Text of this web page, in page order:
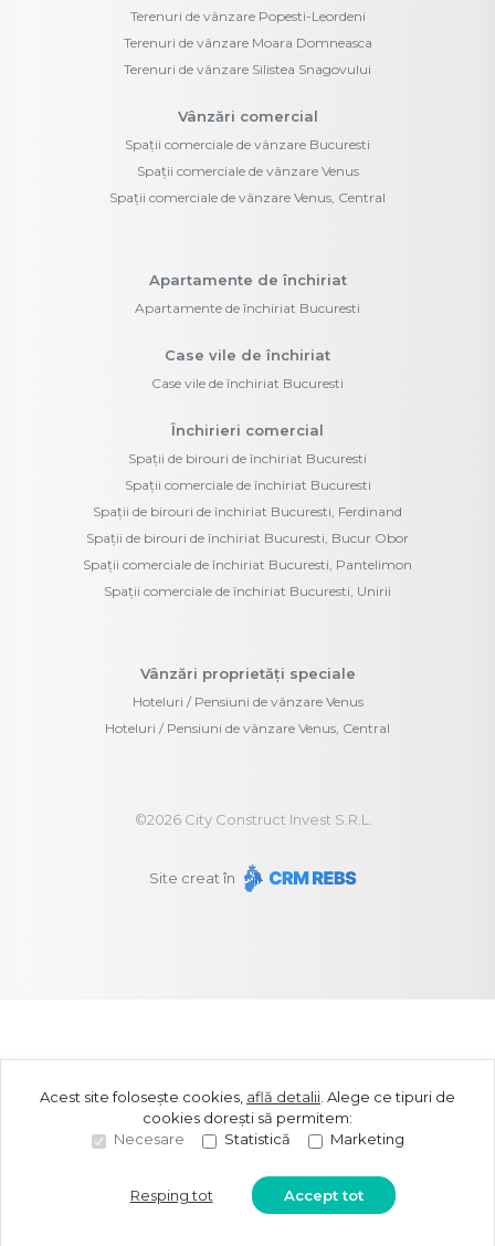
Terenuri de vânzare Popesti-Leordeni
Terenuri de vânzare Moara Domneasca
Terenuri de vânzare Silistea Snagovului
Vânzări comercial
Spații comerciale de vânzare Bucuresti
Spații comerciale de vânzare Venus
Spații comerciale de vânzare Venus, Central
Apartamente de închiriat
Apartamente de închiriat Bucuresti
Case vile de închiriat
Case vile de închiriat Bucuresti
Închirieri comercial
Spații de birouri de închiriat Bucuresti
Spații comerciale de închiriat Bucuresti
Spații de birouri de închiriat Bucuresti, Ferdinand
Spații de birouri de închiriat Bucuresti, Bucur Obor
Spații comerciale de închiriat Bucuresti, Pantelimon
Spații comerciale de închiriat Bucuresti, Unirii
Vânzări proprietăți speciale
Hoteluri / Pensiuni de vânzare Venus
Hoteluri / Pensiuni de vânzare Venus, Central
©2026City Construct Invest S.R.L.
Site creat în
Acest site folosește cookies, află detalii Alege ce tipuri de
cookies dorești să permitem:
Necesare
Statistică Marketing
Resping tot Accept tot